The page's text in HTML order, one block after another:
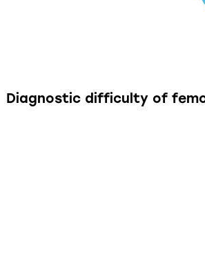
Diagnostic difficulty of